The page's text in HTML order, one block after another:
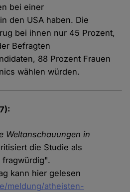
bei einer
den USA haben. Die
bei ihnen nur 45 Prozent,
Befragten
88 Prozent Frauen
wählen würden.
Weltanschauungen in
die Studie als
fragwürdig".
kann hier gelesen
meldung/atheisten-